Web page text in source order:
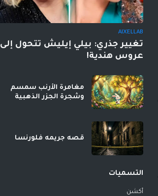
AIXELLAB
تغيير جذري: بيلي إيليش تتحول إلى
عروس هندية!
مغامرة الأرنب سمسم
وشجرة الجزر الذهبية
قصه جريمه فلورنسا
التسميات
أكشن